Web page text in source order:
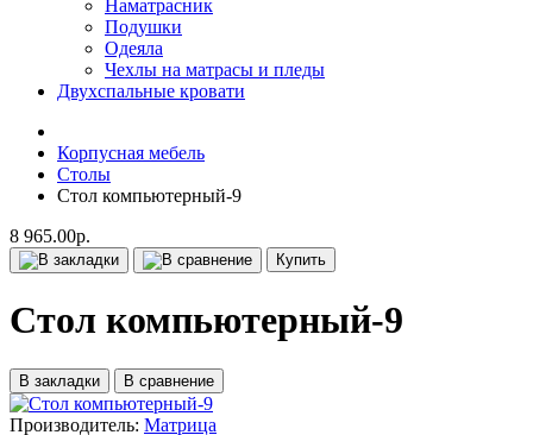
Наматрасник
Подушки
Одеяла
Чехлы на матрасы и пледы
Двухспальные кровати
Корпусная мебель
Столы
Стол компьютерный-9
8 965.00р.
Купить
Стол компьютерный-9
В закладки В сравнение
Производитель: Матрица